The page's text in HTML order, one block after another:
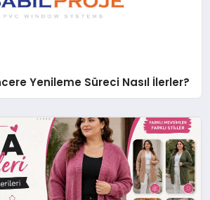
Yenileme Süreci Nasıl İlerler?